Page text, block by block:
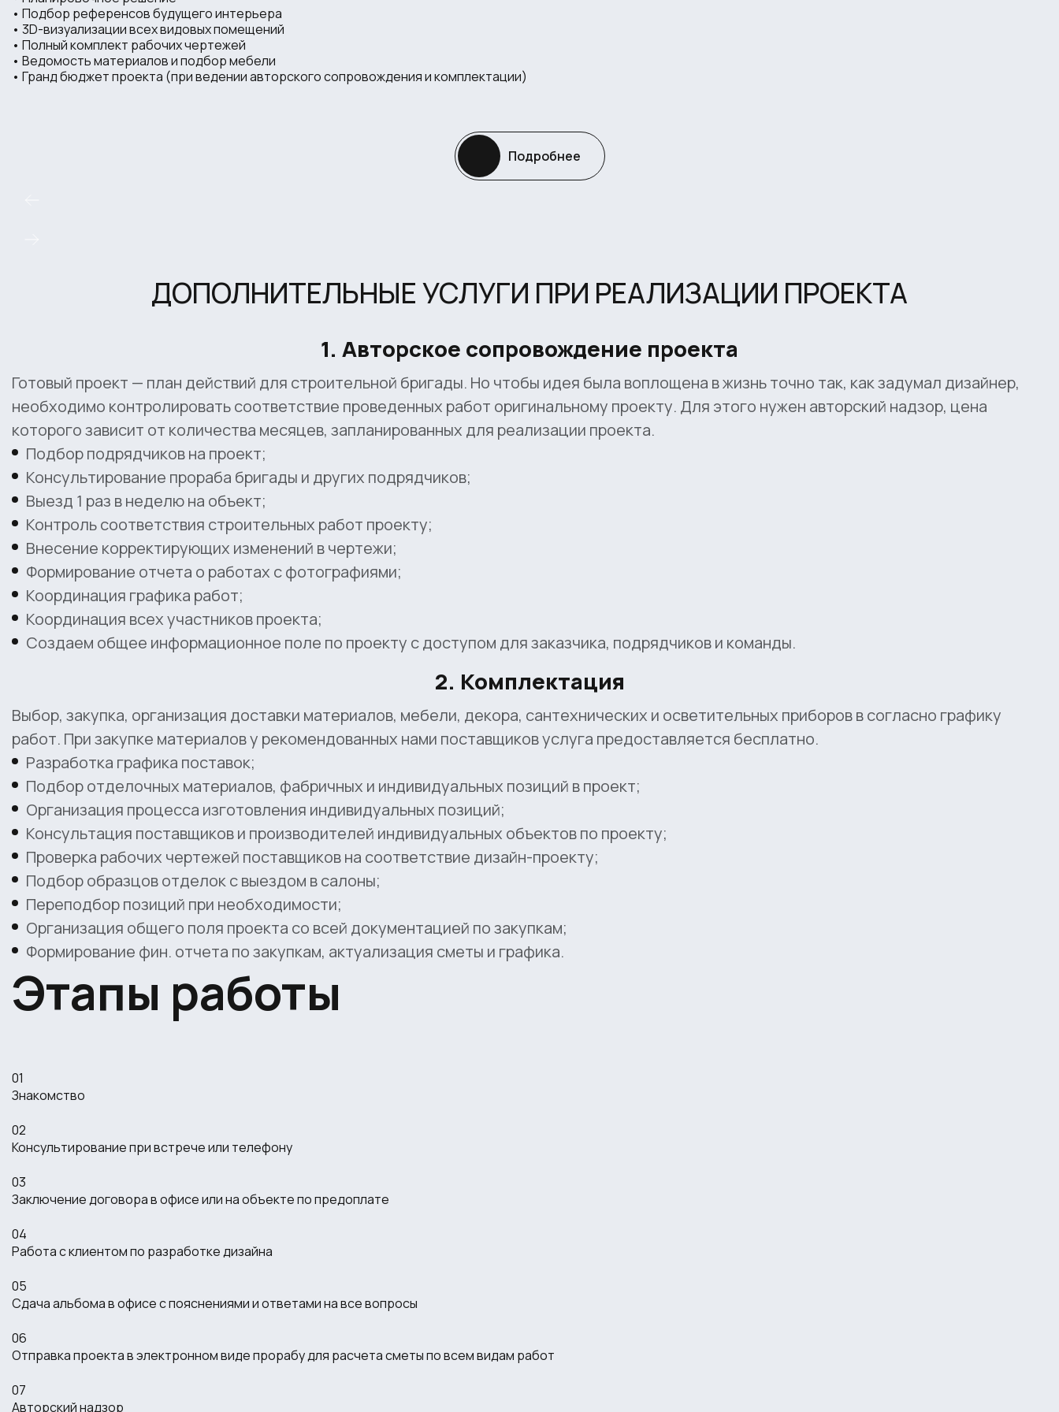
• Подбор референсов будущего интерьера
• 3D-визуализации всех видовых помещений
• Полный комплект рабочих чертежей
• Ведомость материалов и подбор мебели
• Гранд бюджет проекта (при ведении авторского сопровождения и комплектации)
Подробнее
ДОПОЛНИТЕЛЬНЫЕ УСЛУГИ ПРИ РЕАЛИЗАЦИИ ПРОЕКТА
1. Авторское сопровождение проекта
Готовый проект — план действий для строительной бригады. Но чтобы идея была воплощена в жизнь точно так, как задумал дизайнер,
необходимо контролировать соответствие проведенных работ оригинальному проекту. Для этого нужен авторский надзор, цена
которого зависит от количества месяцев, запланированных для реализации проекта.
Подбор подрядчиков на проект;
Консультирование прораба бригады и других подрядчиков;
Выезд 1 раз в неделю на объект;
​Контроль соответствия строительных работ проекту;
Внесение корректирующих изменений в чертежи;
Формирование отчета о работах с фотографиями;
Координация графика работ;
Координация всех участников проекта;
Создаем общее информационное поле по проекту с доступом для заказчика, подрядчиков и команды.
2. Комплектация
Выбор, закупка, организация доставки материалов, мебели, декора, сантехнических и осветительных приборов в согласно графику
работ. При закупке материалов у рекомендованных нами поставщиков услуга предоставляется бесплатно.
Разработка графика поставок;
Подбор отделочных материалов, фабричных и индивидуальных позиций в проект;
Организация процесса изготовления индивидуальных позиций;
Консультация поставщиков и производителей индивидуальных объектов по проекту;
Проверка рабочих чертежей поставщиков на соответствие дизайн-проекту;
Подбор образцов отделок с выездом в салоны;
Переподбор позиций при необходимости;
Организация общего поля проекта со всей документацией по закупкам;
Формирование фин. отчета по закупкам, актуализация сметы и графика.
Этапы работы
01
Знакомство
02
Консультирование при встрече или телефону
03
Заключение договора в офисе или на объекте по предоплате
04
Работа с клиентом по разработке дизайна
05
Сдача альбома в офисе с пояснениями и ответами на все вопросы
06
Отправка проекта в электронном виде прорабу для расчета сметы по всем видам работ
07
Авторский надзор